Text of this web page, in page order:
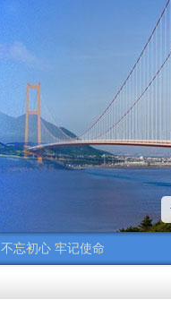
不忘初心 牢记使命